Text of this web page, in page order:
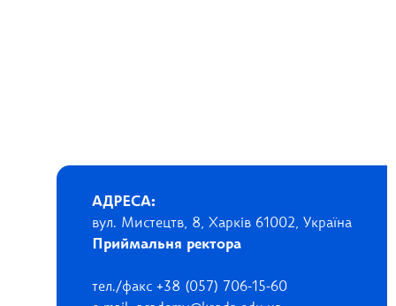
АДРЕСА:
вул. Мистецтв, 8, Харків 61002, Україна
Приймальня ректора
тел./факс +38 (057) 706-15-60